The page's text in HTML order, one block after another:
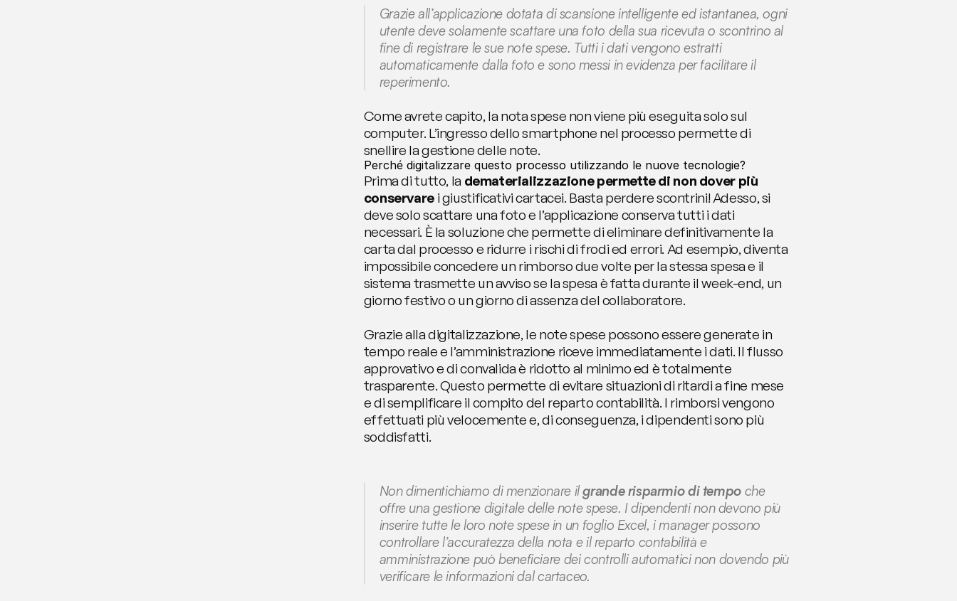
Grazie all’applicazione dotata di scansione intelligente ed istantanea, ogni
utente deve solamente scattare una foto della sua ricevuta o scontrino al
fine di registrare le sue note spese. Tutti i dati vengono estratti
automaticamente dalla foto e sono messi in evidenza per facilitare il
reperimento.
Come avrete capito, la nota spese non viene più eseguita solo sul
computer. L’ingresso dello smartphone nel processo permette di
snellire la gestione delle note.
Perché digitalizzare questo processo utilizzando le nuove tecnologie?
Prima di tutto, la dematerializzazione permette di non dover più
conservare i giustificativi cartacei. Basta perdere scontrini! Adesso, si
deve solo scattare una foto e l’applicazione conserva tutti i dati
necessari. È la soluzione che permette di eliminare definitivamente la
carta dal processo e ridurre i rischi di frodi ed errori. Ad esempio, diventa
impossibile concedere un rimborso due volte per la stessa spesa e il
sistema trasmette un avviso se la spesa è fatta durante il week-end, un
giorno festivo o un giorno di assenza del collaboratore.
Grazie alla digitalizzazione, le note spese possono essere generate in
tempo reale e l’amministrazione riceve immediatamente i dati. Il flusso
approvativo e di convalida è ridotto al minimo ed è totalmente
trasparente. Questo permette di evitare situazioni di ritardi a fine mese
e di semplificare il compito del reparto contabilità. I rimborsi vengono
effettuati più velocemente e, di conseguenza, i dipendenti sono più
soddisfatti.
Non dimentichiamo di menzionare il grande risparmio di tempo che
offre una gestione digitale delle note spese. I dipendenti non devono più
inserire tutte le loro note spese in un foglio Excel, i manager possono
controllare l’accuratezza della nota e il reparto contabilità e
amministrazione può beneficiare dei controlli automatici non dovendo più
verificare le informazioni dal cartaceo.